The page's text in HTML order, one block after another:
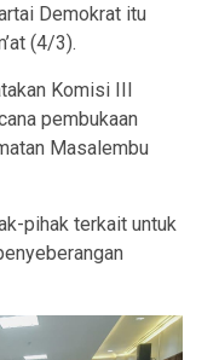
Demokrat itu
(4/3).
Komisi III
pembukaan
Masalembu
pihak terkait untuk